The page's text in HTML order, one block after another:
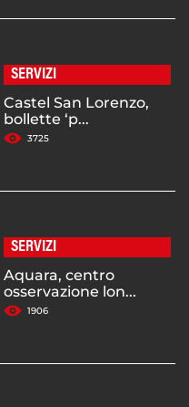
SERVIZI
Castel San Lorenzo,
bollette ‘p...
3725
SERVIZI
Aquara, centro
osservazione lon...
1906